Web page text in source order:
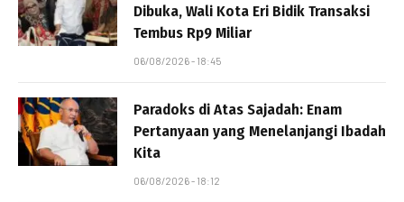
Dibuka, Wali Kota Eri Bidik Transaksi
Tembus Rp9 Miliar
06/08/2026 - 18:45
Paradoks di Atas Sajadah: Enam
Pertanyaan yang Menelanjangi Ibadah
Kita
06/08/2026 - 18:12